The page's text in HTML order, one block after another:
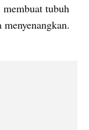
tubuh